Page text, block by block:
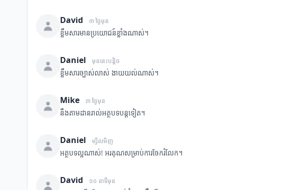
David ៣ ថ្ងៃមុន
ខ្លឹមសារមានប្រយោជន៍ខ្លាំងណាស់។
Daniel មុននេះបន្តិច
ខ្លឹមសារច្បាស់លាស់ ងាយយល់ណាស់។
Mike ៣ ថ្ងៃមុន
នឹងតាមដានរាល់អត្ថបទបន្តទៀត។
Daniel ម្សិលមិញ
អត្ថបទល្អណាស់! អរគុណសម្រាប់ការចែករំលែក។
David ១០ នាទីមុន